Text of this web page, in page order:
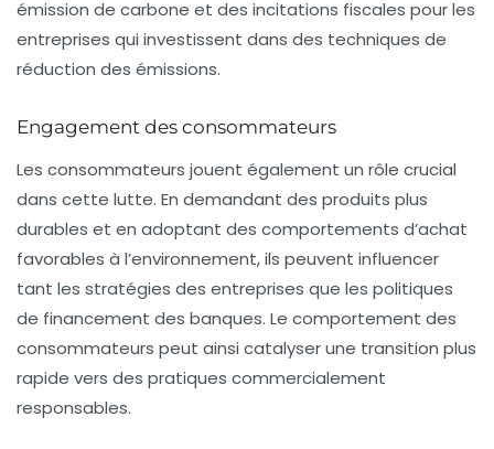
émission de carbone et des incitations fiscales pour les
entreprises qui investissent dans des techniques de
réduction des émissions.
Engagement des consommateurs
Les consommateurs jouent également un rôle crucial
dans cette lutte. En demandant des produits plus
durables et en adoptant des comportements d’achat
favorables à l’environnement, ils peuvent influencer
tant les stratégies des entreprises que les politiques
de financement des banques. Le comportement des
consommateurs peut ainsi catalyser une transition plus
rapide vers des pratiques commercialement
responsables.